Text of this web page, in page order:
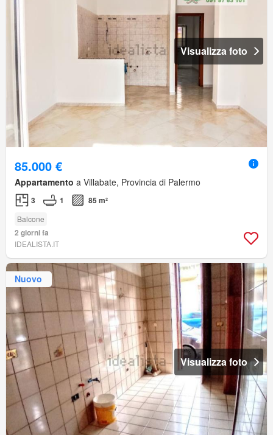
Visualizza foto
85.000 €
Appartamento a Villabate, Provincia di Palermo
3 1 85 m²
Balcone
2 giorni fa
IDEALISTA.IT
Nuovo
Visualizza foto